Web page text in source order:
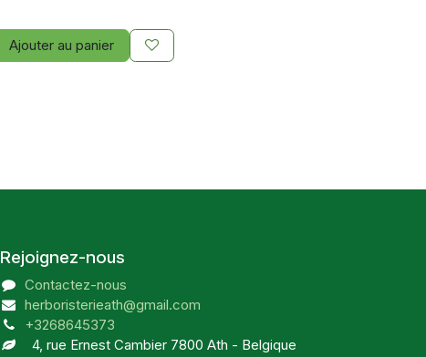
Ajouter au panier
Rejoignez-nous
Contactez-nous
herboristerieath@gmail.com
+3268645373
4, rue Ernest Cambier 7800 Ath - Belgique